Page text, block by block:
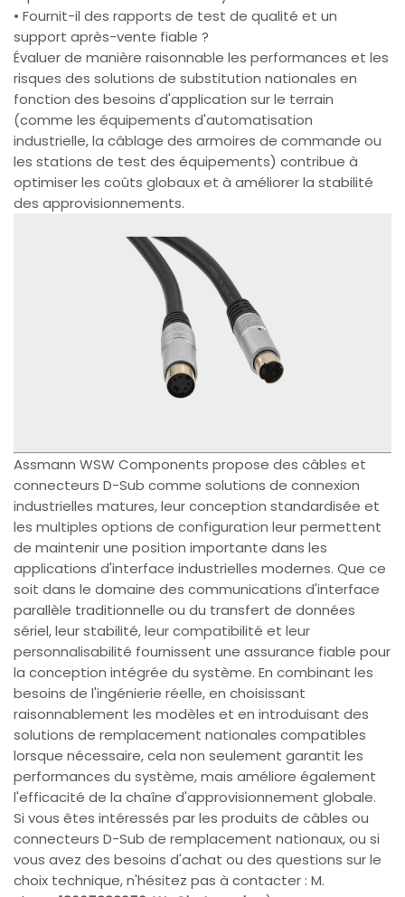
• Fournit-il des rapports de test de qualité et un
support après-vente fiable ?
Évaluer de manière raisonnable les performances et les
risques des solutions de substitution nationales en
fonction des besoins d'application sur le terrain
(comme les équipements d'automatisation
industrielle, la câblage des armoires de commande ou
les stations de test des équipements) contribue à
optimiser les coûts globaux et à améliorer la stabilité
des approvisionnements.
Assmann WSW Components propose des câbles et
connecteurs D-Sub comme solutions de connexion
industrielles matures, leur conception standardisée et
les multiples options de configuration leur permettent
de maintenir une position importante dans les
applications d'interface industrielles modernes. Que ce
soit dans le domaine des communications d'interface
parallèle traditionnelle ou du transfert de données
sériel, leur stabilité, leur compatibilité et leur
personnalisabilité fournissent une assurance fiable pour
la conception intégrée du système. En combinant les
besoins de l'ingénierie réelle, en choisissant
raisonnablement les modèles et en introduisant des
solutions de remplacement nationales compatibles
lorsque nécessaire, cela non seulement garantit les
performances du système, mais améliore également
l'efficacité de la chaîne d'approvisionnement globale.
Si vous êtes intéressés par les produits de câbles ou
connecteurs D-Sub de remplacement nationaux, ou si
vous avez des besoins d'achat ou des questions sur le
choix technique, n'hésitez pas à contacter : M.